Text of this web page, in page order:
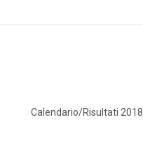
Calendario/Risultati 2018